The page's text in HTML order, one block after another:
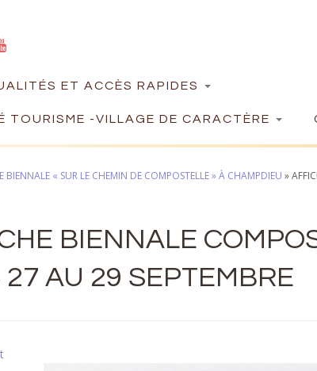
ET ACCÈS RAPIDES
TOURISME -VILLAGE DE CARACTÈRE
BIENNALE « SUR LE CHEMIN DE COMPOSTELLE » À CHAMPDIEU »
BIENNALE
AU 29 SEPTEMBRE